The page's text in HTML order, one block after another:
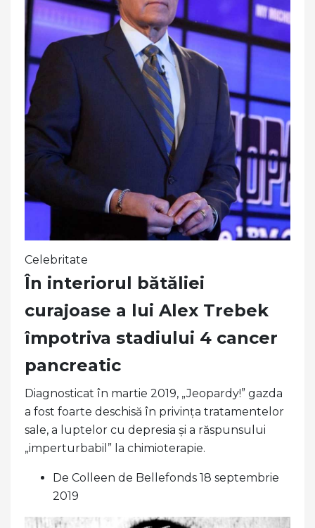
Celebritate
În interiorul bătăliei
curajoase a lui Alex Trebek
împotriva stadiului 4 cancer
pancreatic
Diagnosticat în martie 2019, „Jeopardy!” gazda
a fost foarte deschisă în privința tratamentelor
sale, a luptelor cu depresia și a răspunsului
„imperturbabil” la chimioterapie.
De Colleen de Bellefonds 18 septembrie
2019